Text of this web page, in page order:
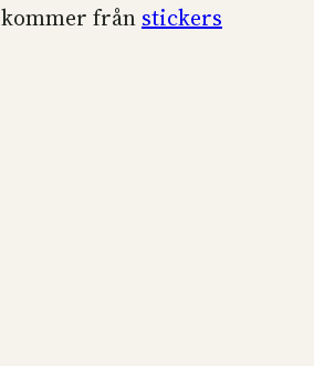
från stickers